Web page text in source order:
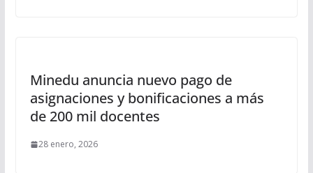
Minedu anuncia nuevo pago de
asignaciones y bonificaciones a más
de 200 mil docentes
28 enero, 2026